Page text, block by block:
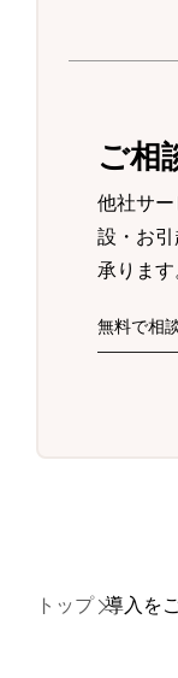
ご相
他社サ
設・お
承ります
無料で相
トップ 導入を